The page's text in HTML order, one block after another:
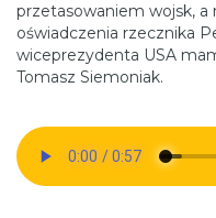
przetasowaniem wojsk,
oświadczenia rzecznika
wiceprezydenta USA
Tomasz Siemoniak.